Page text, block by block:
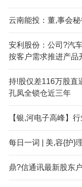
云南能投：董,事会秘
安利股份：公司?汽
按客户需求推进产品
持!股仅差116万股直
孔凤全锁仓近三年
【银,河电子高峰】
每日一词 | 美,容{护}
鼎?信通讯最新股东